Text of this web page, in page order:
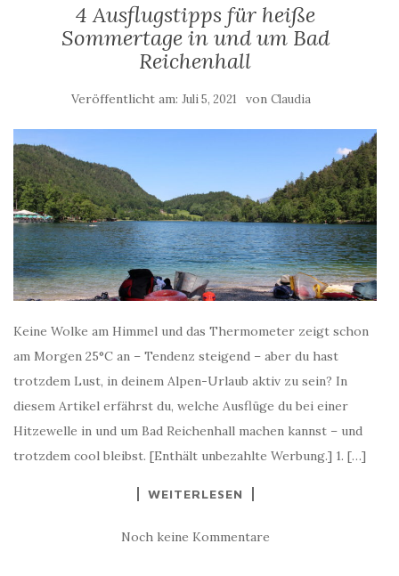
4 Ausflugstipps für heiße
Sommertage in und um Bad
Reichenhall
Veröffentlicht am: Juli 5, 2021 von Claudia
Keine Wolke am Himmel und das Thermometer zeigt schon
am Morgen 25°C an – Tendenz steigend – aber du hast
trotzdem Lust, in deinem Alpen-Urlaub aktiv zu sein? In
diesem Artikel erfährst du, welche Ausflüge du bei einer
Hitzewelle in und um Bad Reichenhall machen kannst – und
trotzdem cool bleibst. [Enthält unbezahlte Werbung.] 1. […]
WEITERLESEN
Noch keine Kommentare